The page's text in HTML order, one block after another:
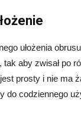
ułożenia
tak aby zwisał po
prosty i nie ma
do codziennego